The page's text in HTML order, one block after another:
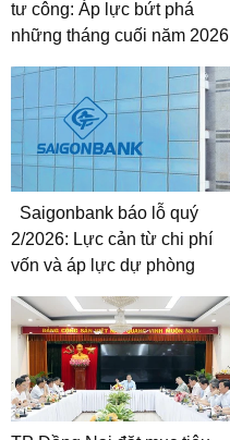
tư công: Áp lực bứt phá
những tháng cuối năm 2026
Saigonbank báo lỗ quý
2/2026: Lực cản từ chi phí
vốn và áp lực dự phòng